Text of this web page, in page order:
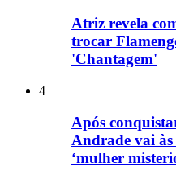
Atriz revela
trocar
'Chantagem'
4
Após
Andrade vai às
‘mulher